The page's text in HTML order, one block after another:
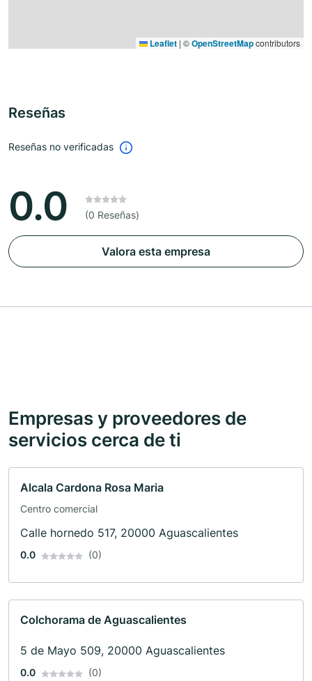
Leaflet | ©OpenStreetMapcontributors
Reseñas
Reseñas no verificadas
0.0 (0 Reseñas)
Valora esta empresa
Empresas y proveedores de
servicios cerca de ti
Alcala Cardona Rosa Maria
Centro comercial
Calle hornedo 517, 20000 Aguascalientes
0.0 (0)
Colchorama de Aguascalientes
5 de Mayo 509, 20000 Aguascalientes
0.0 (0)